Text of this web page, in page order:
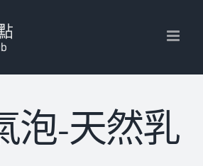
泡-天然乳